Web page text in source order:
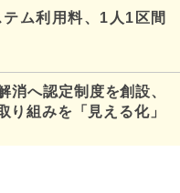
ム利用料、1人1区間
消へ認定制度を創設、
り組みを「見える化」